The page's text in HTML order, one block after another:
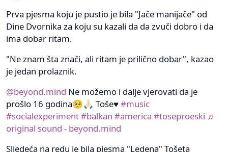
Prva pjesma koju je pustio je bila "Jače manijače" od
Dine Dvornika za koju su kazali da da zvuči dobro i da
ima dobar ritam.
"Ne znam šta znači, ali ritam je prilično dobar", kazao
je jedan prolaznik.
@beyond.mind Ne možemo i dalje vjerovati da je
prošlo 16 godina🥺🙏🏻 Toše♥️#music
#socialexperiment#balkan #america #toseproeski ♬
original sound - beyond.mind
Sljedeća na redu je bila pjesma "Ledena" Tošeta